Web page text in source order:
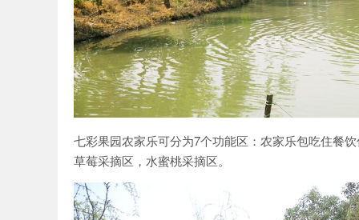
七彩果园农家乐可分为7个功能区：农家乐包吃住餐
草莓采摘区，水蜜桃采摘区。